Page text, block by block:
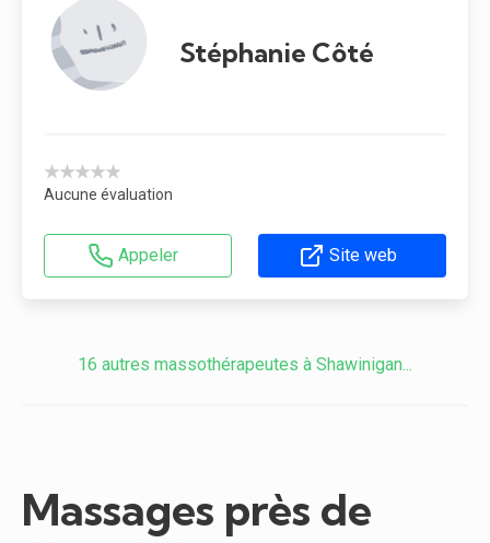
Stéphanie Côté
★★★★★
Aucune évaluation
Appeler Site web
16 autres massothérapeutes à Shawinigan...
Massages près de